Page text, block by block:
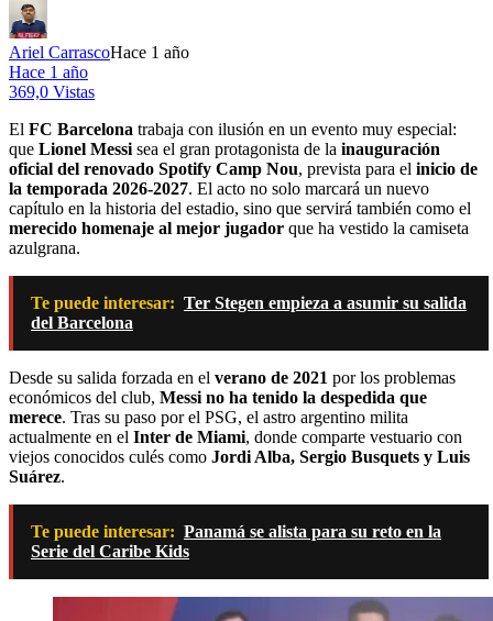
Ariel CarrascoHace 1 año
Hace 1 año
369,0 Vistas
El FC Barcelona trabaja con ilusión en un evento muy especial:
que Lionel Messi sea el gran protagonista de la inauguración
oficial del renovado Spotify Camp Nou, prevista para el inicio de
la temporada 2026-2027. El acto no solo marcará un nuevo
capítulo en la historia del estadio, sino que servirá también como el
merecido homenaje al mejor jugador que ha vestido la camiseta
azulgrana.
Te puede interesar: Ter Stegen empieza a asumir su salida
del Barcelona
Desde su salida forzada en el verano de 2021 por los problemas
económicos del club, Messi no ha tenido la despedida que
merece. Tras su paso por el PSG, el astro argentino milita
actualmente en el Inter de Miami, donde comparte vestuario con
viejos conocidos culés como Jordi Alba, Sergio Busquets y Luis
Suárez.
Te puede interesar: Panamá se alista para su reto en la
Serie del Caribe Kids